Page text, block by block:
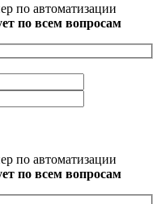
по автоматизации
по всем вопросам
по автоматизации
по всем вопросам